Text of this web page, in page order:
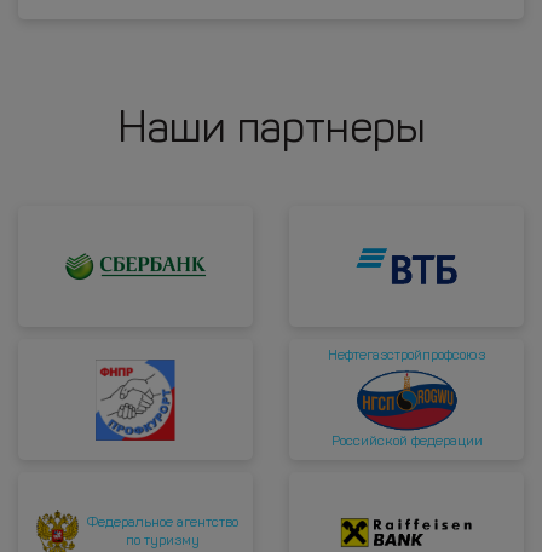
Наши партнеры
Нефтегазстройпрофсоюз
Российской федерации
Федеральное агентство
по туризму